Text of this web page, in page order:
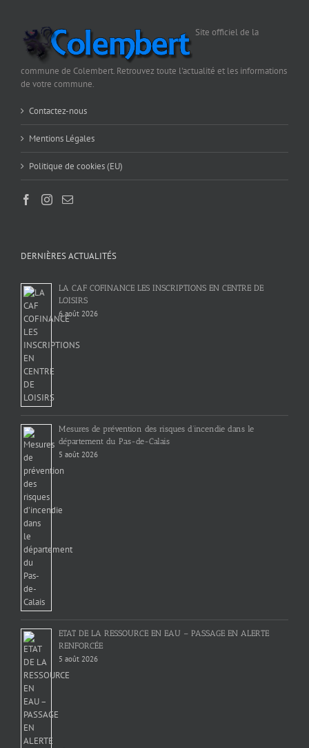
Site officiel de la
commune de Colembert. Retrouvez toute l'actualité et les informations
de votre commune.
Contactez-nous
Mentions Légales
Politique de cookies (EU)
DERNIÈRES ACTUALITÉS
LA CAF COFINANCE LES INSCRIPTIONS EN CENTRE DE
LOISIRS
6 août 2026
Mesures de prévention des risques d’incendie dans le
département du Pas-de-Calais
5 août 2026
ETAT DE LA RESSOURCE EN EAU – PASSAGE EN ALERTE
RENFORCÉE
5 août 2026